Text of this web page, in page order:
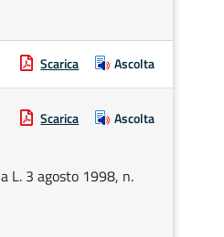
Scarica Ascolta
Scarica Ascolta
L. 3 agosto 1998, n.